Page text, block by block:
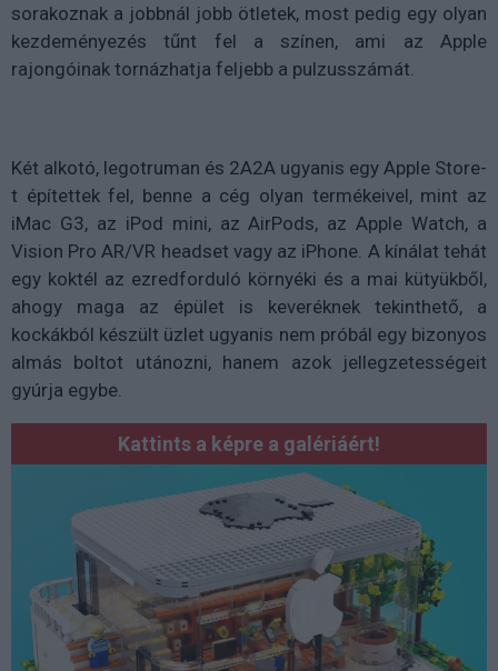
sorakoznak a jobbnál jobb ötletek, most pedig egy olyan
kezdeményezés tűnt fel a színen, ami az Apple
rajongóinak tornázhatja feljebb a pulzusszámát.
Két alkotó, legotruman és 2A2A ugyanis egy Apple Store-
t építettek fel, benne a cég olyan termékeivel, mint az
iMac G3, az iPod mini, az AirPods, az Apple Watch, a
Vision Pro AR/VR headset vagy az iPhone. A kínálat tehát
egy koktél az ezredforduló környéki és a mai kütyükből,
ahogy maga az épület is keveréknek tekinthető, a
kockákból készült üzlet ugyanis nem próbál egy bizonyos
almás boltot utánozni, hanem azok jellegzetességeit
gyúrja egybe.
Kattints a képre a galériáért!